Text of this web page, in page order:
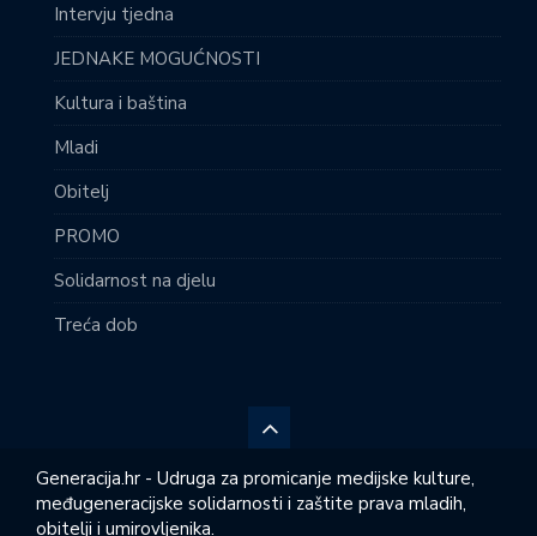
Intervju tjedna
JEDNAKE MOGUĆNOSTI
Kultura i baština
Mladi
Obitelj
PROMO
Solidarnost na djelu
Treća dob
Generacija.hr - Udruga za promicanje medijske kulture,
međugeneracijske solidarnosti i zaštite prava mladih,
obitelji i umirovljenika.